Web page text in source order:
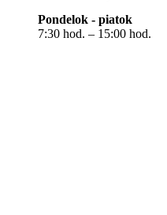
Pondelok - piatok
7:30 hod. – 15:00 hod.